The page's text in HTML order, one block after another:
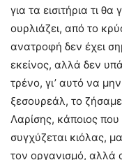
για τα εισιτήρια τι
ουρλιάζει, από το
ανατροφή δεν έχει
εκείνος, αλλά δεν
τρένο, γι’ αυτό να
ξεσουρεάλ, το
Λαρίσης, κάποιος
συγχύζεται κιόλας,
τον οργανισμό, αλλά